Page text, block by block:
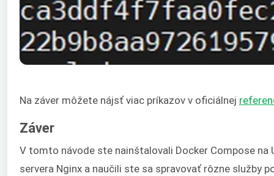
Na záver môžete nájsť viac príkazov v oficiálnej
Záver
V tomto návode ste nainštalovali Docker Compose
servera Nginx a naučili ste sa spravovať rôzne služby